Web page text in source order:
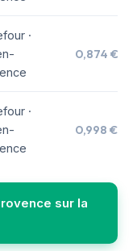
·
0,874 €
·
0,998 €
sur la